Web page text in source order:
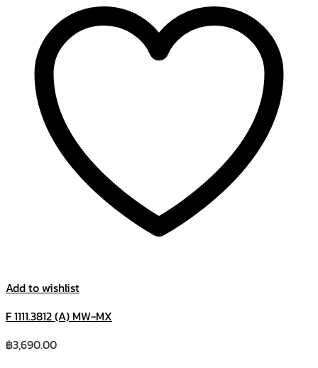
Add to wishlist
F 1111.3812 (A) MW-MX
฿3,690.00